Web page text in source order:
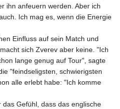
ihn anfeuern werden. Aber ich
Ich mag es, wenn die Energie
Einfluss auf sein Match und
sich Zverev aber keine. "Ich
lange genug auf Tour", sagte
"feindseligsten, schwierigsten
alle erlebt habe: "Ich komme
Gefühl, dass das englische